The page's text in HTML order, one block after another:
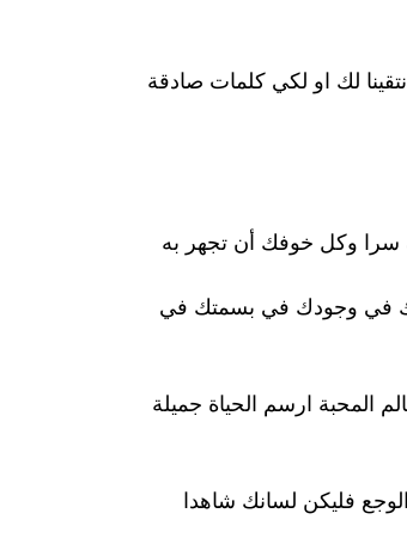
لك او لكي كلمات صادقة
سرا وكل خوفك أن تجهر به
في وجودك في بسمتك في
المحبة ارسم الحياة جميلة
الوجع فليكن لسانك شاهدا